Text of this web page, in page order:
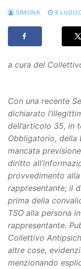
SIMONA 4
a cura del
Con una recente
dichiarato
dell’articolo 35, in
Obbligatorio, della
mancata
diritto
provvedimento
rappresentante; il
prima della
TSO alla persona
rappresentante.
Collettivo
altre cose,
menzionando